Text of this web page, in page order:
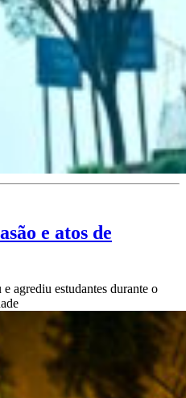
e atos de
agrediu estudantes durante o